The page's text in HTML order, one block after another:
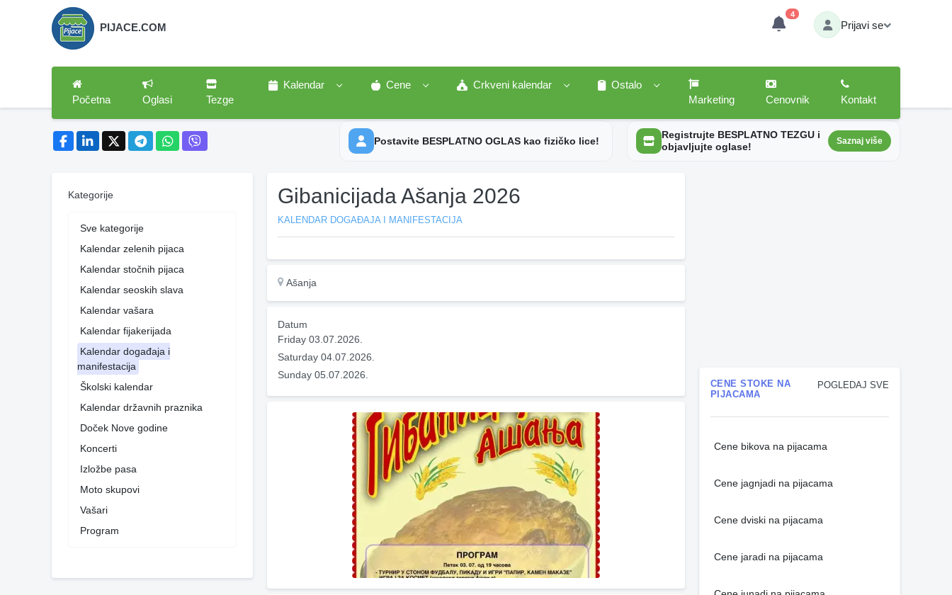
PIJACE.COM
4
Prijavi se
Početna Oglasi Tezge
Kalendar Cene Crkveni kalendar
Ostalo
Marketing
Cenovnik Kontakt
Postavite BESPLATNO OGLAS kao fizičko lice!
Registrujte BESPLATNO TEZGU i
objavljujte oglase!
Saznaj više
Kategorije
Sve kategorije
Kalendar zelenih pijaca
Kalendar stočnih pijaca
Kalendar seoskih slava
Kalendar vašara
Kalendar fijakerijada
Kalendar događaja i
manifestacija
Školski kalendar
Kalendar državnih praznika
Doček Nove godine
Koncerti
Izložbe pasa
Moto skupovi
Vašari
Program
Gibanicijada Ašanja 2026
KALENDAR DOGAĐAJA I MANIFESTACIJA
Ašanja
Datum
Friday 03.07.2026.
Saturday 04.07.2026.
Sunday 05.07.2026.
POGLEDAJ SVE
CENE STOKE NA
PIJACAMA
Cene bikova na pijacama
Cene jagnjadi na pijacama
Cene dviski na pijacama
Cene jaradi na pijacama